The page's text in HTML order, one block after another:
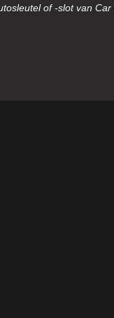
of -slot van Car